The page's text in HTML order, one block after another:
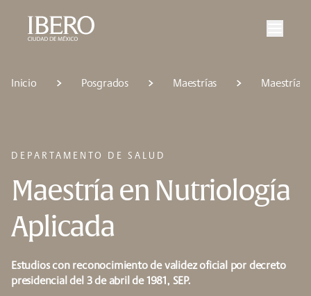
Saltar al contenido principal
Saltar a la navegación principal
Saltar al pie de página
Inicio Posgrados Maestrías Maestría
DEPARTAMENTO DE SALUD
Maestría en Nutriología
Aplicada
Estudios con reconocimiento de validez oficial por decreto
presidencial del 3 de abril de 1981, SEP.